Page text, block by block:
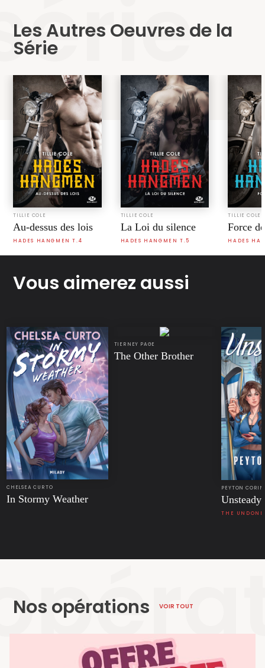
Les Autres Oeuvres de la
Série
TILLIE COLE
Au-dessus des lois
HADES HANGMEN T.4
TILLIE COLE
La Loi du silence
HADES HANGMEN T.5
TILLIE COLE
Force
HADES
Vous aimerez aussi
CHELSEA CURTO
In Stormy Weather
TIERNEY PAGE
The Other Brother
PEYTON
Unsteady
THE UNDONE
Nos opérations VOIR TOUT